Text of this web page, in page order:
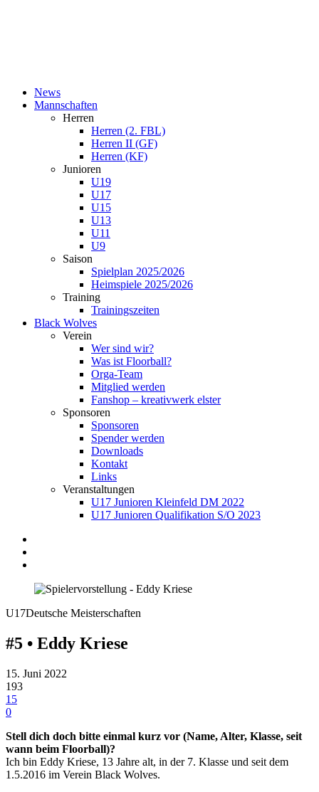
News
Mannschaften
Herren
Herren (2. FBL)
Herren II (GF)
Herren (KF)
Junioren
U19
U17
U15
U13
U11
U9
Saison
Spielplan 2025/2026
Heimspiele 2025/2026
Training
Trainingszeiten
Black Wolves
Verein
Wer sind wir?
Was ist Floorball?
Orga-Team
Mitglied werden
Fanshop – kreativwerk elster
Sponsoren
Sponsoren
Spender werden
Downloads
Kontakt
Links
Veranstaltungen
U17 Junioren Kleinfeld DM 2022
U17 Junioren Qualifikation S/O 2023
U17Deutsche Meisterschaften
#5 • Eddy Kriese
15. Juni 2022
193
15
0
Stell dich doch bitte einmal kurz vor (Name, Alter, Klasse, seit
wann beim Floorball)?
Ich bin Eddy Kriese, 13 Jahre alt, in der 7. Klasse und seit dem
1.5.2016 im Verein Black Wolves.